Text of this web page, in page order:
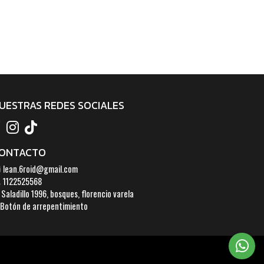
REDES SOCIALES
lean.6roid@gmail.com
1122525568
Saladillo 1996, bosques, florencio varela
de arrepentimiento